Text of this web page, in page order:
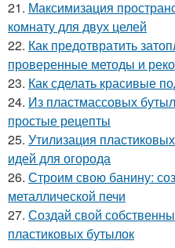
21. Максимизация
комнату для двух целей
22. Как предотвратить
проверенные методы и
23. Как сделать красивые
24. Из пластмассовых
простые рецепты
25. Утилизация
идей для огорода
26. Строим свою банину:
металлической печи
27. Создай свой
пластиковых бутылок